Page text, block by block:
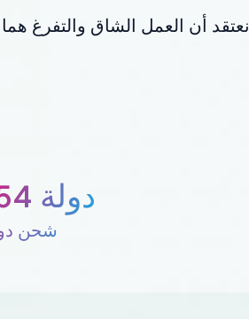
نعتقد أن العمل الشاق والتفرغ
254 دولة
شحن